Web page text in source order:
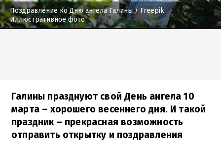
Поздравление ко Дню ангела Галины/ Freepik.
Иллюстративное фото
Галины празднуют свой День ангела 10
марта – хорошего весеннего дня. И такой
праздник – прекрасная возможность
отправить открытку и поздравления